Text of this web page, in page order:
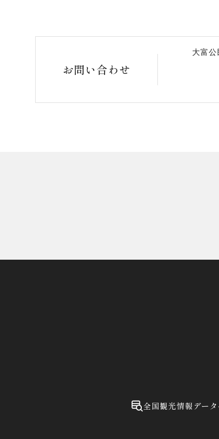
お問い合わせ
大富
全国観光情報デー